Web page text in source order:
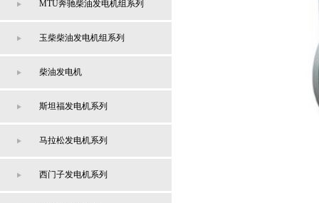
MTU奔驰柴油发电机组系列
玉柴柴油发电机组系列
柴油发电机
斯坦福发电机系列
马拉松发电机系列
西门子发电机系列